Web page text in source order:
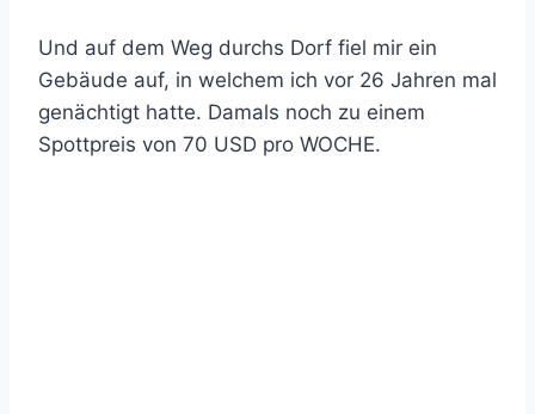
Und auf dem Weg durchs Dorf fiel mir ein
Gebäude auf, in welchem ich vor 26 Jahren mal
genächtigt hatte. Damals noch zu einem
Spottpreis von 70 USD pro WOCHE.